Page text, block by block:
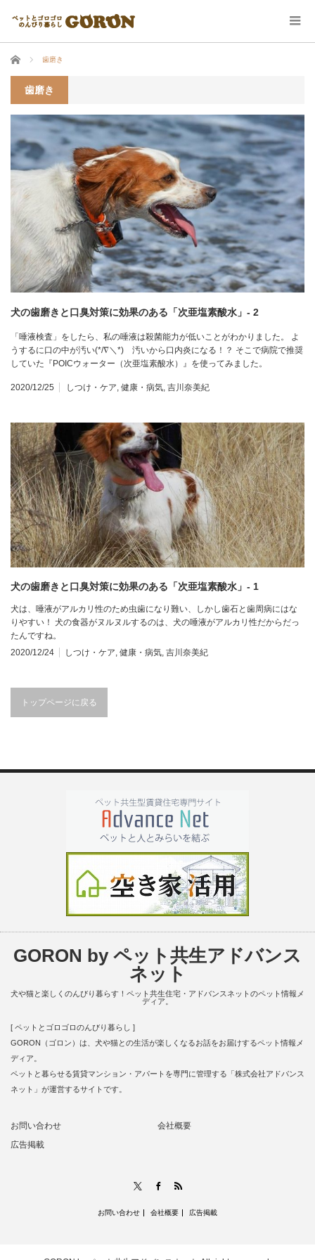
ホーム 歯磨き
歯磨き
犬の歯磨きと口臭対策に効果のある「次亜塩素酸水」- 2
「唾液検査」をしたら、私の唾液は殺菌能力が低いことがわかりました。 よ
うするに口の中が汚い(*/∇＼*) 汚いから口内炎になる！？ そこで病院で推奨
していた『POICウォーター（次亜塩素酸水）』を使ってみました。
2020/12/25 しつけ・ケア, 健康・病気, 吉川奈美紀
犬の歯磨きと口臭対策に効果のある「次亜塩素酸水」- 1
犬は、唾液がアルカリ性のため虫歯になり難い、しかし歯石と歯周病にはな
りやすい！ 犬の食器がヌルヌルするのは、犬の唾液がアルカリ性だからだっ
たんですね。
2020/12/24
しつけ・ケア 健康・病気 吉川奈美紀
トップページに戻る
GORON by ペット共生アドバンス
ネット
犬や猫と楽しくのんびり暮らす！ペット共生住宅・アドバンスネットのペット情報メ
ディア。
[ ペットとゴロゴロのんびり暮らし ]
GORON（ゴロン）は、犬や猫との生活が楽しくなるお話をお届けするペット情報メ
ディア。
ペットと暮らせる賃貸マンション・アパートを専門に管理する「株式会社アドバンス
ネット」が運営するサイトです。
お問い合わせ
会社概要
広告掲載
Facebook
お問い合わせ 会社概要 広告掲載